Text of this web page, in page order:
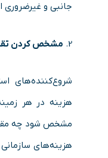
جانبی و غیرضروری
مشخص کردن
شروع‌کننده‌های
هزینه در هر
مشخص شود چه
هزینه‌های